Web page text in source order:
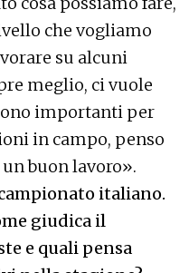
che vogliamo
su alcuni
meglio, ci vuole
importanti per
in campo, penso
buon lavoro».
italiano.
giudica il
e quali pensa